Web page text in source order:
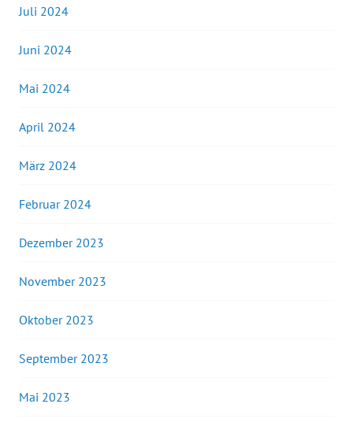
Juli 2024
Juni 2024
Mai 2024
April 2024
März 2024
Februar 2024
Dezember 2023
November 2023
Oktober 2023
September 2023
Mai 2023